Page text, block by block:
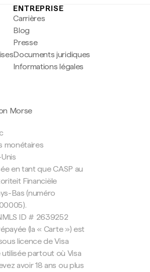
ENTREPRISE
Carrières
Blog
Presse
Documents juridiques
Informations légales
Morse
monétaires
en tant que CASP au
Financiële
Bas (numéro
ID # 2639252
(la « Carte ») est
licence de Visa
utilisée partout où Visa
avoir 18 ans ou plus